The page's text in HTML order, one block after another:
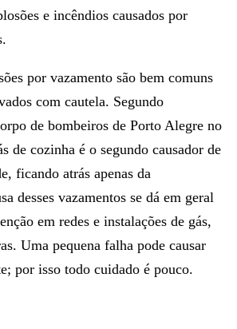
e incêndios causados por
por vazamento são bem comuns
com cautela. Segundo
de bombeiros de Porto Alegre no
de cozinha é o segundo causador de
ficando atrás apenas da
desses vazamentos se dá em geral
em redes e instalações de gás,
Uma pequena falha pode causar
por isso todo cuidado é pouco.